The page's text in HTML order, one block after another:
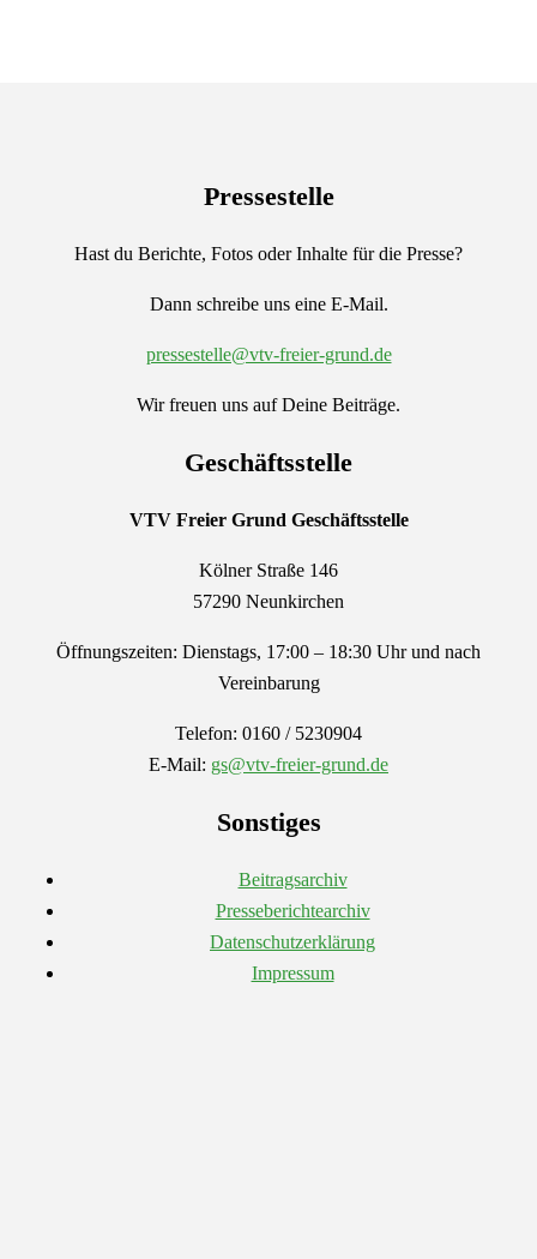
Pressestelle
Hast du Berichte, Fotos oder Inhalte für die Presse?
Dann schreibe uns eine E-Mail.
pressestelle@vtv-freier-grund.de
Wir freuen uns auf Deine Beiträge.
Geschäftsstelle
VTV Freier Grund Geschäftsstelle
Kölner Straße 146
57290 Neunkirchen
Öffnungszeiten: Dienstags, 17:00 – 18:30 Uhr und nach
Vereinbarung
Telefon: 0160 / 5230904
E-Mail: gs@vtv-freier-grund.de
Sonstiges
Beitragsarchiv
Presseberichtearchiv
Datenschutzerklärung
Impressum